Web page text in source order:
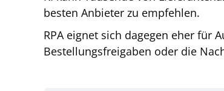
besten Anbieter zu empfehlen.
RPA eignet sich dagegen eher für
Bestellungsfreigaben oder die